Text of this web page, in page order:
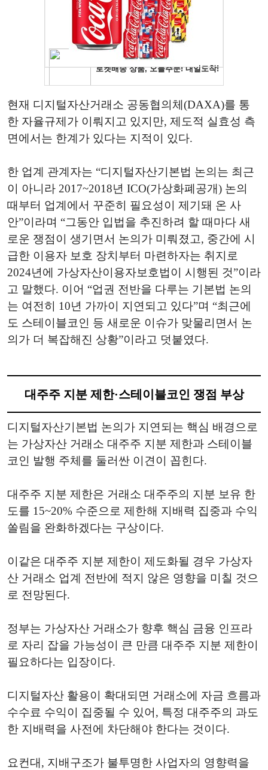
현재 디지털자산거래소 공동협의체(DAXA)를 통
한 자율규제가 이뤄지고 있지만, 제도적 실효성 측
면에서는 한계가 있다는 지적이 있다.
한 업계 관계자는 “디지털자산기본법 논의는 최근
이 아니라 2017~2018년 ICO(가상화폐공개) 논의
때부터 업계에서 꾸준히 필요성이 제기돼 온 사
안”이라며 “그동안 입법을 추진하려 할 때마다 새
로운 쟁점이 생기면서 논의가 미뤄졌고, 중간에 시
급한 이용자 보호 장치부터 마련하자는 취지로
2024년에 가상자산이용자보호법이 시행된 것”이라
고 말했다. 이어 “업권 전반을 다루는 기본법 논의
는 여전히 10년 가까이 지연되고 있다”며 “최근에
도 스테이블코인 등 새로운 이슈가 맞물리면서 논
의가 더 복잡해진 상황”이라고 덧붙였다.
대주주 지분 제한·스테이블코인 쟁점 부상
디지털자산기본법 논의가 지연되는 핵심 배경으로
는 가상자산 거래소 대주주 지분 제한과 스테이블
코인 발행 주체를 둘러싼 이견이 꼽힌다.
대주주 지분 제한은 거래소 대주주의 지분 보유 한
도를 15~20% 수준으로 제한해 지배력 집중과 수익
쏠림을 완화하겠다는 구상이다.
이같은 대주주 지분 제한이 제도화될 경우 가상자
산 거래소 업계 전반에 적지 않은 영향을 미칠 것으
로 전망된다.
정부는 가상자산 거래소가 향후 핵심 금융 인프라
로 자리 잡을 가능성이 큰 만큼 대주주 지분 제한이
필요하다는 입장이다.
디지털자산 활용이 확대되면 거래소에 자금 흐름과
수수료 수익이 집중될 수 있어, 특정 대주주의 과도
한 지배력을 사전에 차단해야 한다는 것이다.
요컨대, 지배구조가 불투명한 사업자의 영향력을